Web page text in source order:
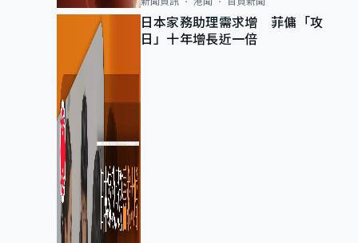
日本家務助理需求增 菲傭「攻
日」十年增長近一倍